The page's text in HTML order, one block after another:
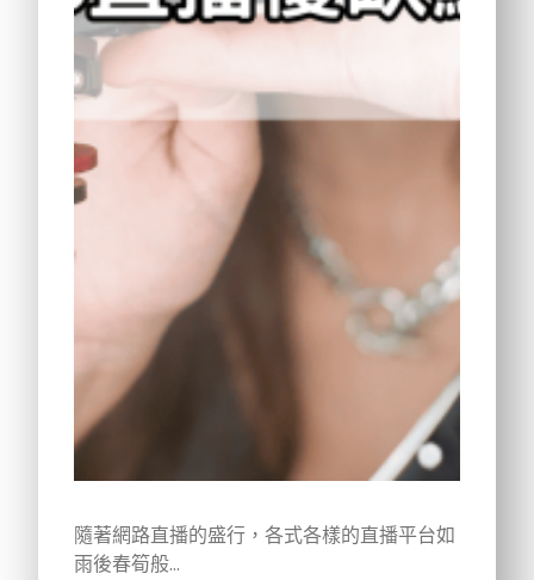
隨著網路直播的盛行，各式各樣的直播平台如
雨後春筍般…